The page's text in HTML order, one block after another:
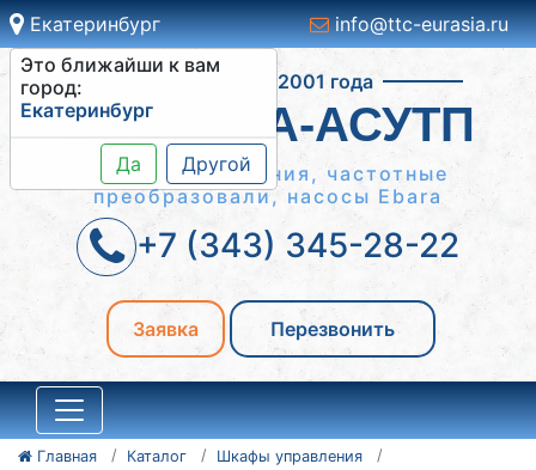
Екатеринбург
Это ближайши к вам
город:
Екатеринбург
Да Другой
info@ttc-eurasia.ru
Работаем с 2001 года
СИСТЕМА-АСУТП
Шкафы управления, частотные
преобразовали, насосы Ebara
+7 (343) 345-28-22
Заявка Перезвонить
Главная Каталог
Шкафы управления